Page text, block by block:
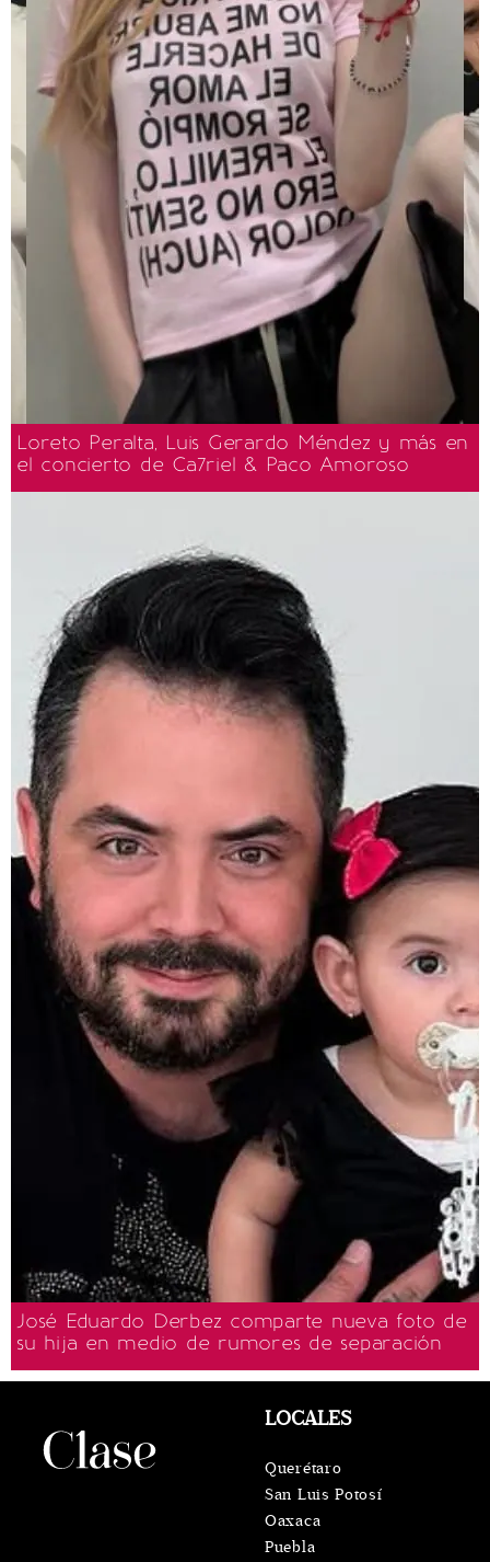
Loreto Peralta, Luis Gerardo Méndez y más en
el concierto de Ca7riel & Paco Amoroso
José Eduardo Derbez comparte nueva foto de
su hija en medio de rumores de separación
LOCALES
Querétaro
San Luis Potosí
Oaxaca
Puebla